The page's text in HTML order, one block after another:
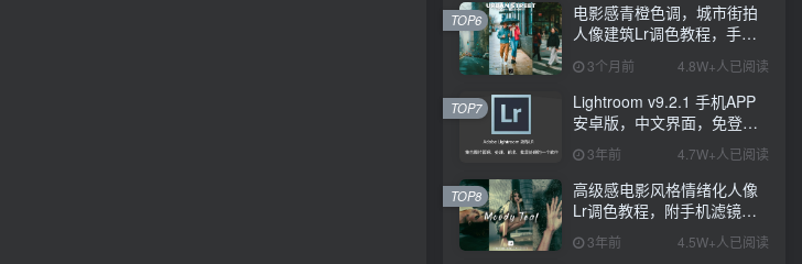
电影感青橙色调，城市街拍
人像建筑Lr调色教程，手机
滤镜PS+Lightroom预设下
载！3个月前 4.8W+人已阅读
TOP6
Lightroom v9.2.1 手机APP
安卓版，中文界面，免登录
直接激活破解版！
3年前 4.7W+人已阅读
TOP7
高级感电影风格情绪化人像
Lr调色教程，附手机滤镜
PS+Lightroom预设下载！
3年前 4.5W+人已阅读
TOP8